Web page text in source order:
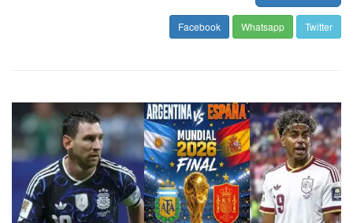
Facebook Whatsapp Twitter